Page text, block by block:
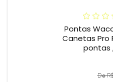
Pontas
Canetas Pro
pontas
De